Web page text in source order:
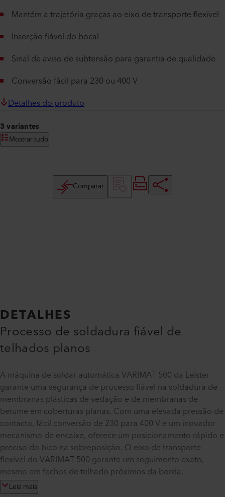
Mantém a trajetória graças ao eixo de transporte flexível
Inserção fiável do bocal
Sinal de aviso de subtensão para garantia de qualidade
Conversão fácil para 230 ou 400 V
Detalhes do produto
3 variantes
Mostrar tudo
Comparar
DETALHES
Processo de soldadura fiável de
telhados planos
A máquina de soldar automática VARIMAT 500 da Leister
garante uma segurança de processo fiável na soldadura de
membranas plásticas de vedação e de membranas de
betume em coberturas planas. Com uma elevada pressão de
contacto, fácil conversão de 230 para 400 V e um inovador
mecanismo de encaixe, oferece um posicionamento rápido e
preciso do bico na sobreposição. O eixo de transporte
flexível do VARIMAT 500 garante um seguimento exato,
mesmo em fechos de telhado próximos da borda.
Leia mais